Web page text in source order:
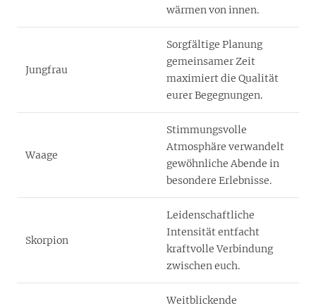
wärmen von innen.
Jungfrau
Sorgfältige Planung
gemeinsamer Zeit
maximiert die Qualität
eurer Begegnungen.
Waage
Stimmungsvolle
Atmosphäre verwandelt
gewöhnliche Abende in
besondere Erlebnisse.
Skorpion
Leidenschaftliche
Intensität entfacht
kraftvolle Verbindung
zwischen euch.
Weitblickende